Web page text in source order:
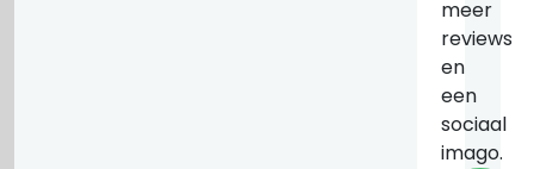
meer
reviews
en
een
sociaal
imago.